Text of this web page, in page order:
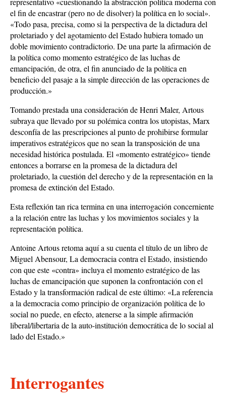
el fin de encastrar (pero no de disolver) la política en lo social».
«Todo pasa, precisa, como si la perspectiva de la dictadura del
proletariado y del agotamiento del Estado hubiera tomado un
doble movimiento contradictorio. De una parte la afirmación de
la política como momento estratégico de las luchas de
emancipación, de otra, el fin anunciado de la política en
beneficio del pasaje a la simple dirección de las operaciones de
producción.»
Tomando prestada una consideración de Henri Maler, Artous
subraya que llevado por su polémica contra los utopistas, Marx
desconfía de las prescripciones al punto de prohibirse formular
imperativos estratégicos que no sean la transposición de una
necesidad histórica postulada. El «momento estratégico» tiende
entonces a borrarse en la promesa de la dictadura del
proletariado, la cuestión del derecho y de la representación en la
promesa de extinción del Estado.
Esta reflexión tan rica termina en una interrogación concerniente
a la relación entre las luchas y los movimientos sociales y la
representación política.
Antoine Artous retoma aquí a su cuenta el título de un libro de
Miguel Abensour, La democracia contra el Estado, insistiendo
con que este «contra» incluya el momento estratégico de las
luchas de emancipación que suponen la confrontación con el
Estado y la transformación radical de este último: «La referencia
a la democracia como principio de organización política de lo
social no puede, en efecto, atenerse a la simple afirmación
liberal/libertaria de la auto-institución democrática de lo social al
lado del Estado.»
Interrogantes